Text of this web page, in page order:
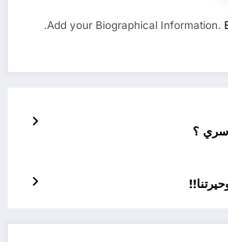
Add your Biographical Information.
؟